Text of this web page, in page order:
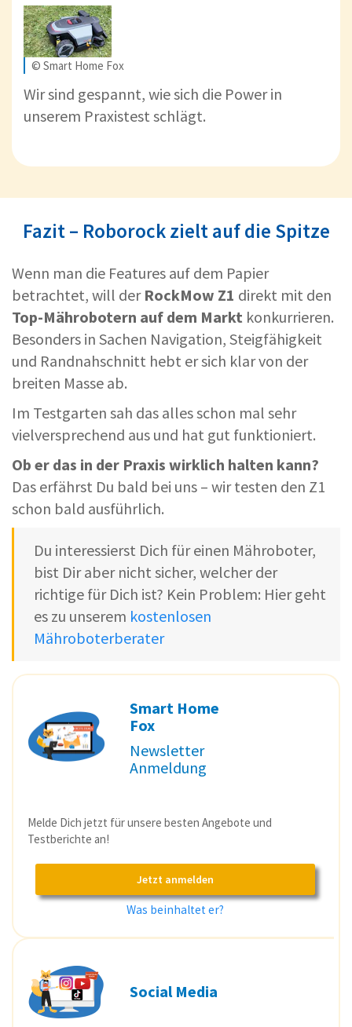
© Smart Home Fox
Wir sind gespannt, wie sich die Power in
unserem Praxistest schlägt.
Fazit – Roborock zielt auf die Spitze
Wenn man die Features auf dem Papier
betrachtet, will der RockMow Z1 direkt mit den
Top-Mährobotern auf dem Markt konkurrieren.
Besonders in Sachen Navigation, Steigfähigkeit
und Randnahschnitt hebt er sich klar von der
breiten Masse ab.
Im Testgarten sah das alles schon mal sehr
vielversprechend aus und hat gut funktioniert.
Ob er das in der Praxis wirklich halten kann?
Das erfährst Du bald bei uns – wir testen den Z1
schon bald ausführlich.
Du interessierst Dich für einen Mähroboter,
bist Dir aber nicht sicher, welcher der
richtige für Dich ist? Kein Problem: Hier geht
es zu unserem kostenlosen
Mähroboterberater
Smart Home
Fox
Newsletter
Anmeldung
Melde Dich jetzt für unsere besten Angebote und
Testberichte an!
Jetzt anmelden
Was beinhaltet er?
Social Media